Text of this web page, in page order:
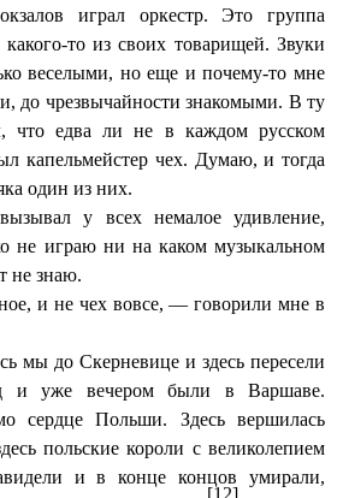
играл оркестр. Это группа
то из своих товарищей. Звуки
веселыми, но еще и почему-то мне
до чрезвычайности знакомыми. В ту
что едва ли не в каждом русском
капельмейстер чех. Думаю, и тогда
один из них.
у всех немалое удивление,
не играю ни на каком музыкальном
не знаю.
и не чех вовсе, — говорили мне в
мы до Скерневице и здесь пересели
и уже вечером были в Варшаве.
сердце Польши. Здесь вершилась
польские короли с великолепием
и в конце концов умирали,
[12]